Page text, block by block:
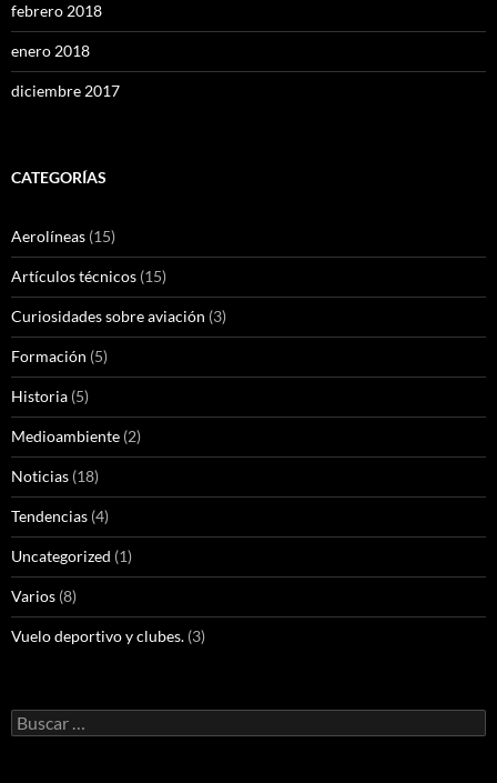
febrero 2018
enero 2018
diciembre 2017
CATEGORÍAS
Aerolíneas (15)
Artículos técnicos (15)
Curiosidades sobre aviación (3)
Formación (5)
Historia (5)
Medioambiente (2)
Noticias (18)
Tendencias (4)
Uncategorized (1)
Varios (8)
Vuelo deportivo y clubes. (3)
Buscar: